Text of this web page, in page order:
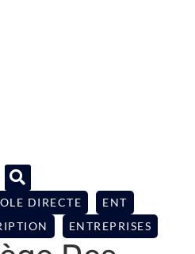
DIRECTE
ENT
ENTREPRISES